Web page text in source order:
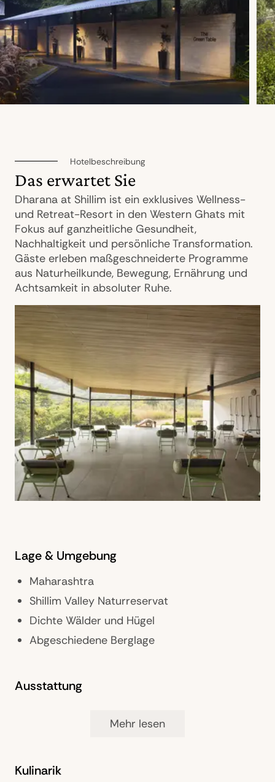
Hotelbeschreibung
Das erwartet Sie
Dharana at Shillim ist ein exklusives Wellness-
und Retreat-Resort in den Western Ghats mit
Fokus auf ganzheitliche Gesundheit,
Nachhaltigkeit und persönliche Transformation.
Gäste erleben maßgeschneiderte Programme
aus Naturheilkunde, Bewegung, Ernährung und
Achtsamkeit in absoluter Ruhe.
Lage & Umgebung
Maharashtra
Shillim Valley Naturreservat
Dichte Wälder und Hügel
Abgeschiedene Berglage
Ausstattung
Therapie- und Spa-Bereiche
Fitness- und Bewegungsräume
Mehr lesen
Kulinarik